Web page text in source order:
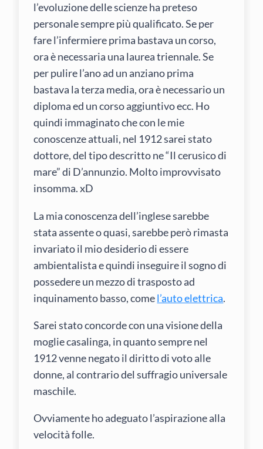
l’evoluzione delle scienze ha preteso
personale sempre più qualificato. Se per
fare l’infermiere prima bastava un corso,
ora è necessaria una laurea triennale. Se
per pulire l’ano ad un anziano prima
bastava la terza media, ora è necessario un
diploma ed un corso aggiuntivo ecc. Ho
quindi immaginato che con le mie
conoscenze attuali, nel 1912 sarei stato
dottore, del tipo descritto ne “Il cerusico di
mare” di D’annunzio. Molto improvvisato
insomma. xD
La mia conoscenza dell’inglese sarebbe
stata assente o quasi, sarebbe però rimasta
invariato il mio desiderio di essere
ambientalista e quindi inseguire il sogno di
possedere un mezzo di trasposto ad
inquinamento basso, comel’auto elettrica.
Sarei stato concorde con una visione della
moglie casalinga, in quanto sempre nel
1912 venne negato il diritto di voto alle
donne, al contrario del suffragio universale
maschile.
Ovviamente ho adeguato l’aspirazione alla
velocità folle.